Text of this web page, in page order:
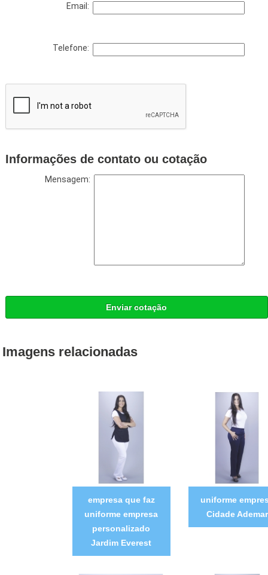
Email:
Telefone:
Informações de contato ou cotação
Mensagem:
Enviar cotação
Imagens relacionadas
empresa que faz
uniforme empresa
personalizado
Jardim Everest
uniforme
Cidade Ademar